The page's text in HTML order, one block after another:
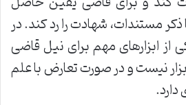
مستندات، شهادت را رد کند. در
از ابزارهای مهم برای نیل قاضی
نیست و در صورت تعارض با علم